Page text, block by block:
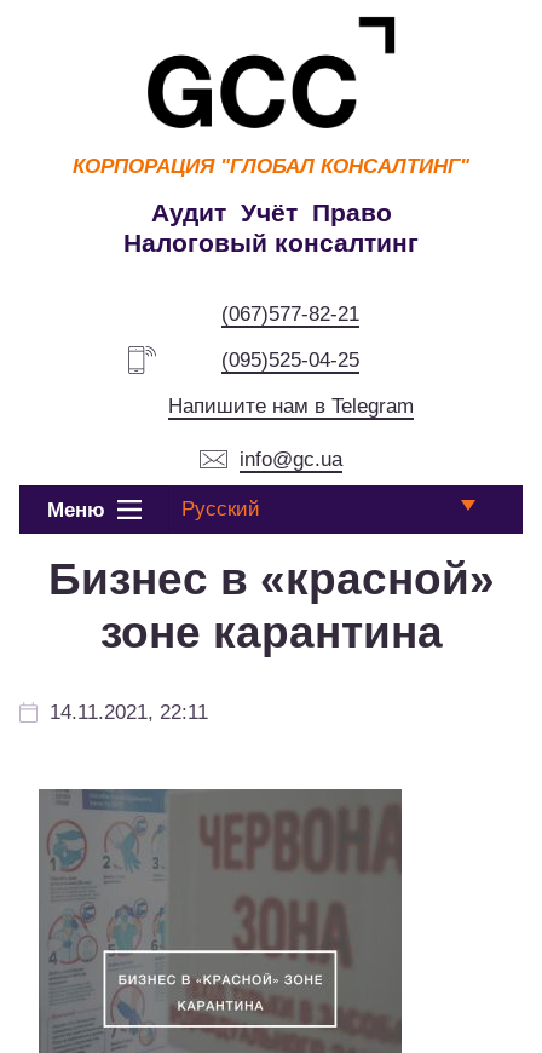
КОРПОРАЦИЯ "ГЛОБАЛ КОНСАЛТИНГ"
Аудит Учёт Право
Налоговый консалтинг
(067)577-82-21
(095)525-04-25
Напишите нам в Telegram
info@gc.ua
Меню Русский
Бизнес в «красной»
зоне карантина
14.11.2021, 22:11